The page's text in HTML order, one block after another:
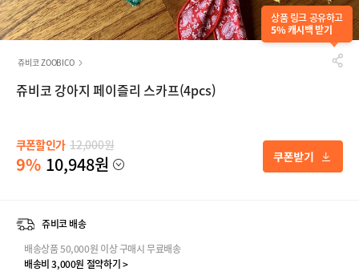
상품 링크 공유하고
5% 캐시백 받기
쥬비코 ZOOBICO
쥬비코 강아지 페이즐리 스카프(4pcs)
쿠폰할인가 12,000원
9% 10,948원
쥬비코 배송
배송상품 50,000원 이상 구매시 무료배송
배송비 3,000원 절약하기 >